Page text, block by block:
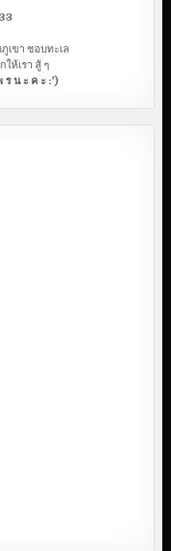
เขา ชอบทะเล
ห้เรา สู้ ๆ
ร น ะ ค ะ :')